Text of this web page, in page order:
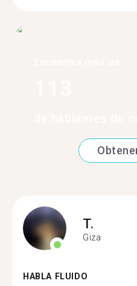
T.
Giza
HABLA FLUIDO